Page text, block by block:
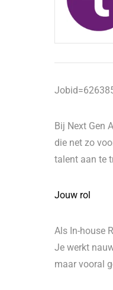
Bij Next Gen
die net zo
talent aan te
Jouw rol
Als In-house
Je werkt
maar vooral